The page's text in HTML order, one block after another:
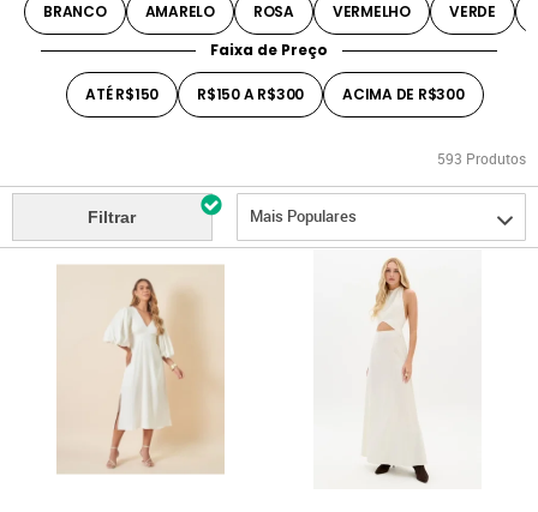
BRANCO AMARELO ROSA VERMELHO VERDE
Faixa de Preço
ATÉ R$150 R$150 A R$300 ACIMA DE R$300
593 Produtos
Filtrar Mais Populares